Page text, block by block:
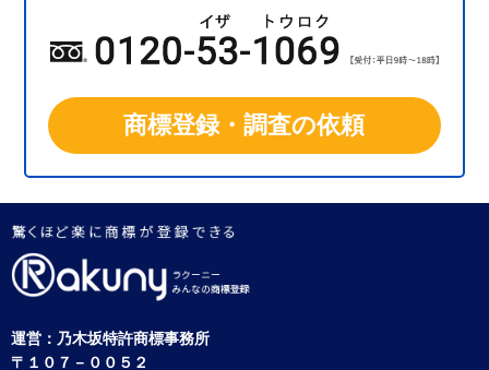
商標登録・調査の依頼
運営： 乃木坂特許商標事務所
〒１０７－００５２